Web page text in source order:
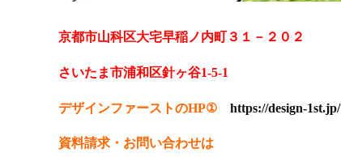
京都市山科区大宅早稲ノ内町３１－２０２
さいたま市浦和区針ヶ谷1-5-1
デザインファーストのHP① https://design-1st.jp/
資料請求・お問い合わせは